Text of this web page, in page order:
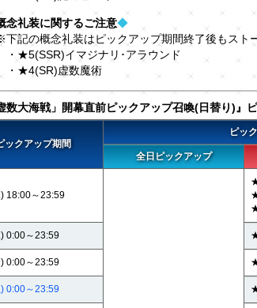
念礼装に関するご注意◆
下記の概念礼装はピックアップ期間終了後もスト
・★5(SSR)イマジナリ･アラウンド
・★4(SR)虚数魔術
数大海戦」開幕直前ピックアップ召喚(日替り)』
ックアップ期間
ピッ
全日ピックアップ
18:00～23:59
0:00～23:59
0:00～23:59
0:00～23:59